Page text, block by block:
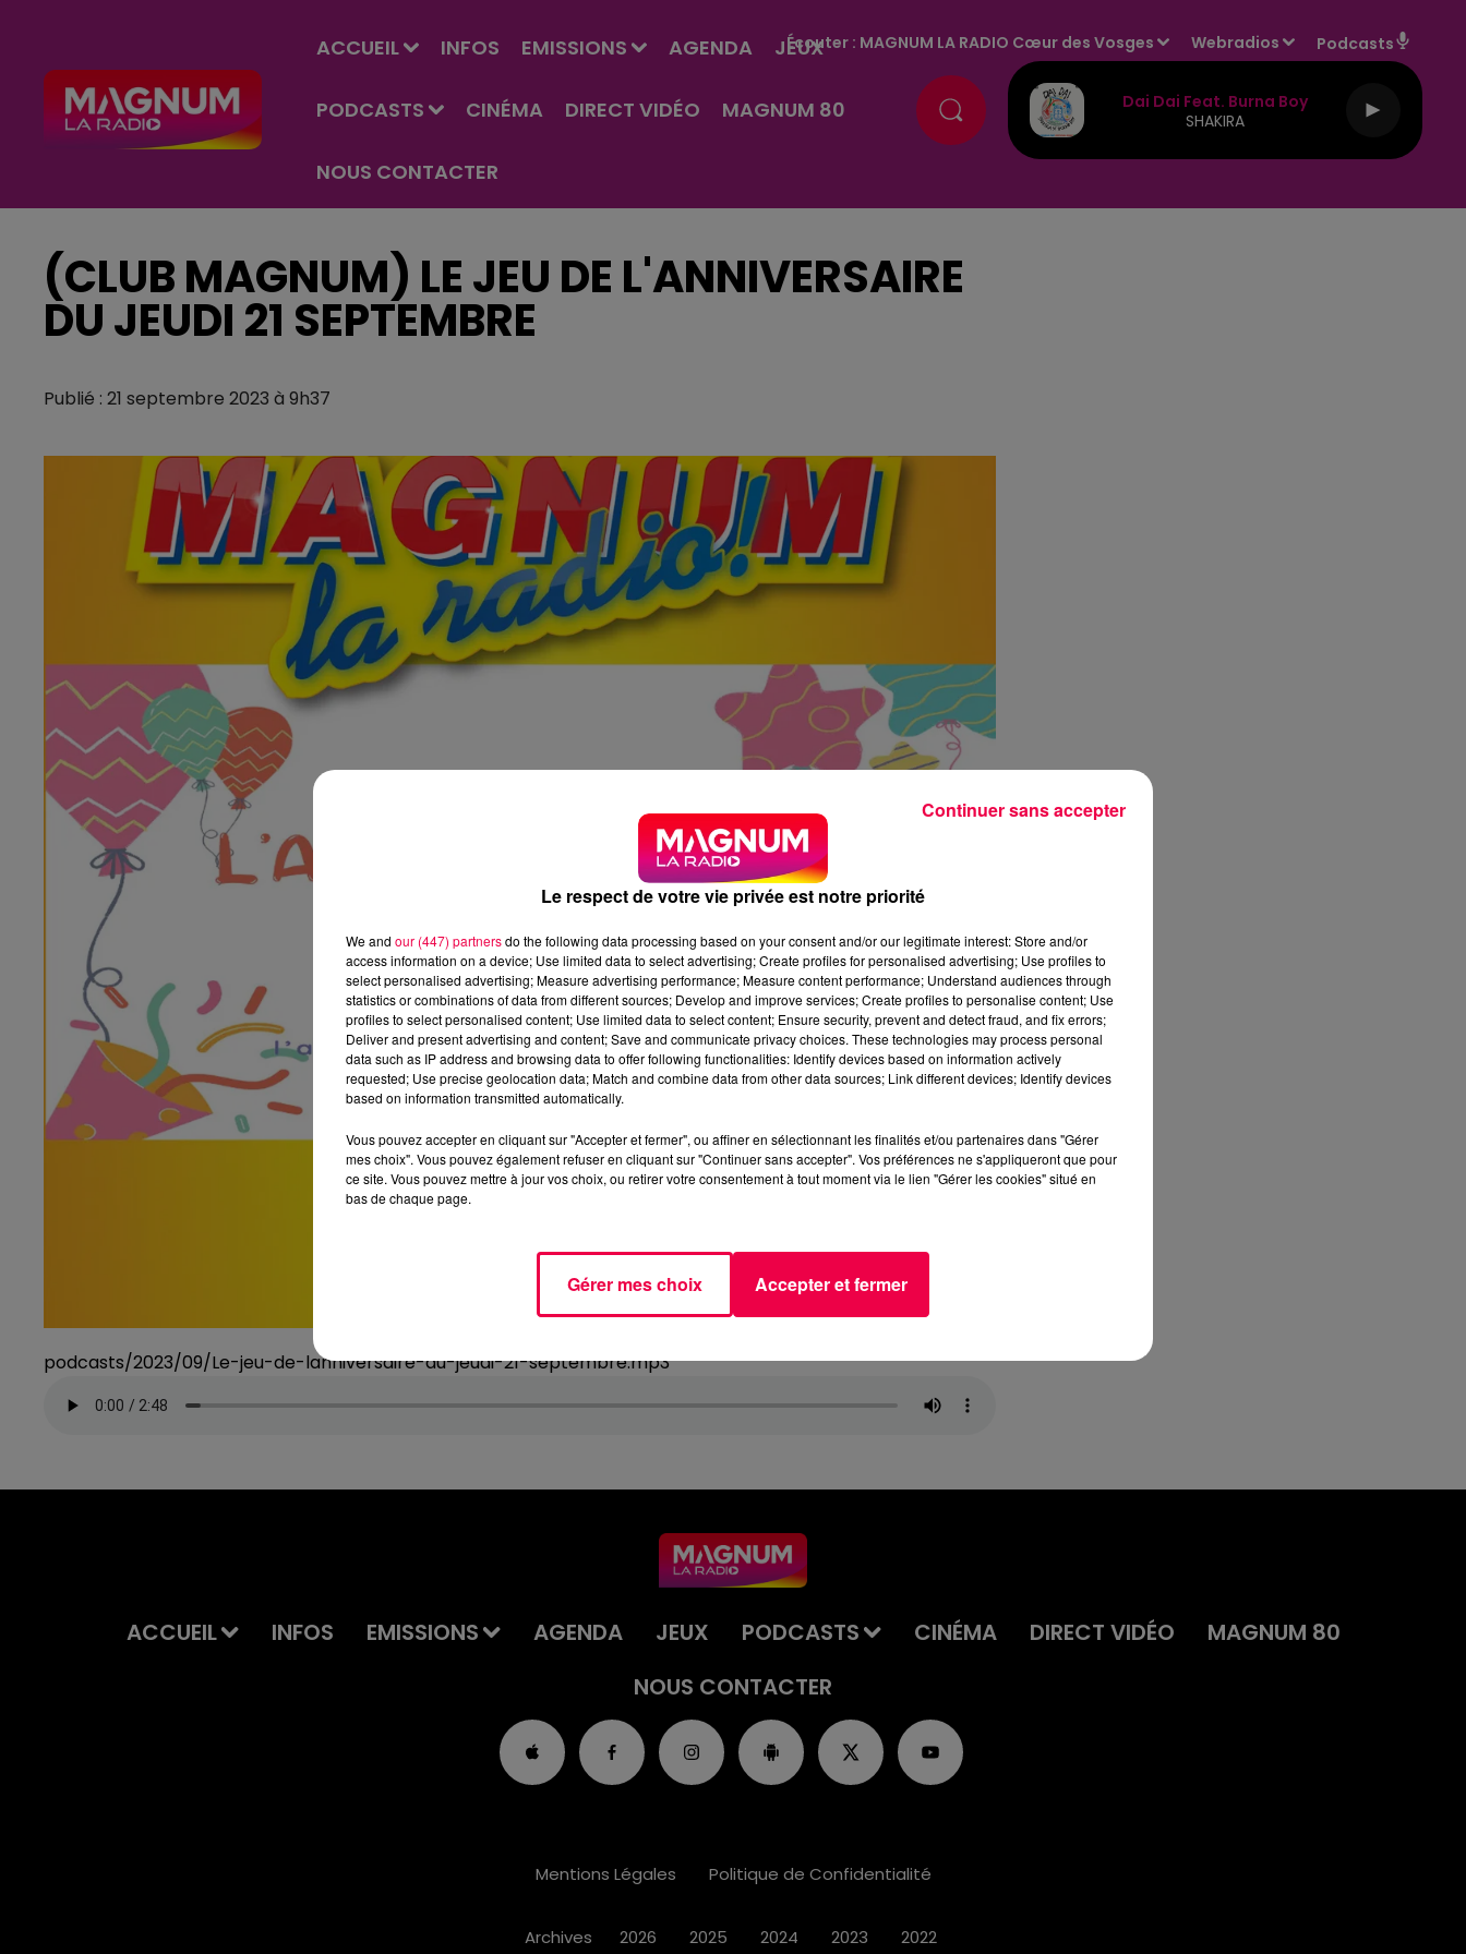
ACCUEIL INFOS EMISSIONS AGENDA JEUX
PODCASTS CINÉMA DIRECT VIDÉO MAGNUM 80
NOUS CONTACTER
Écouter : MAGNUM LA RADIO Cœur des Vosges Webradios Podcasts
Dai Dai Feat. Burna Boy
SHAKIRA
(CLUB MAGNUM) LE JEU DE L'ANNIVERSAIRE
DU JEUDI 21 SEPTEMBRE
Publié : 21 septembre 2023 à 9h37
podcasts/2023/09/Le-jeu-de-lanniversaire-du-jeudi-21-septembre.mp3
ACCUEIL INFOS EMISSIONS AGENDA JEUX PODCASTS CINÉMA DIRECT VIDÉO
MAGNUM 80
NOUS CONTACTER
Mentions Légales Politique de Confidentialité
Archives 2026 2025 2024 2023 2022
Le respect de votre vie privée est notre priorité
We and our (447) partnersdo the following data processing based on your consent and/or our legitimate interest: Store and/or
access information on a device; Use limited data to select advertising; Create profiles for personalised advertising; Use profiles to
select personalised advertising; Measure advertising performance; Measure content performance; Understand audiences through
statistics or combinations of data from different sources; Develop and improve services; Create profiles to personalise content; Use
profiles to select personalised content; Use limited data to select content; Ensure security, prevent and detect fraud, and fix errors;
Deliver and present advertising and content; Save and communicate privacy choices. These technologies may process personal
data such as IP address and browsing data to offer following functionalities: Identify devices based on information actively
requested; Use precise geolocation data; Match and combine data from other data sources; Link different devices; Identify devices
based on information transmitted automatically.
Vous pouvez accepter en cliquant sur "Accepter et fermer", ou affiner en sélectionnant les finalités et/ou partenaires dans "Gérer
mes choix". Vous pouvez également refuser en cliquant sur "Continuer sans accepter". Vos préférences ne s'appliqueront que pour
ce site. Vous pouvez mettre à jour vos choix, ou retirer votre consentement à tout moment via le lien "Gérer les cookies" situé en
bas de chaque page.
Gérer mes choix Accepter et fermer
Continuer sans accepter